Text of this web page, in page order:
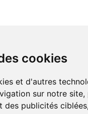
cookies
et d'autres
sur notre
des publicités